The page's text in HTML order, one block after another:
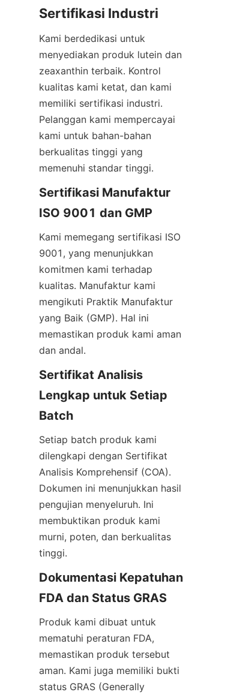
Sertifikasi Industri
Kami berdedikasi untuk
menyediakan produk lutein dan
zeaxanthin terbaik. Kontrol
kualitas kami ketat, dan kami
memiliki sertifikasi industri.
Pelanggan kami mempercayai
kami untuk bahan-bahan
berkualitas tinggi yang
memenuhi standar tinggi.
Sertifikasi Manufaktur
ISO 9001 dan GMP
Kami memegang sertifikasi ISO
9001, yang menunjukkan
komitmen kami terhadap
kualitas. Manufaktur kami
mengikuti Praktik Manufaktur
yang Baik (GMP). Hal ini
memastikan produk kami aman
dan andal.
Sertifikat Analisis
Lengkap untuk Setiap
Batch
Setiap batch produk kami
dilengkapi dengan Sertifikat
Analisis Komprehensif (COA).
Dokumen ini menunjukkan hasil
pengujian menyeluruh. Ini
membuktikan produk kami
murni, poten, dan berkualitas
tinggi.
Dokumentasi Kepatuhan
FDA dan Status GRAS
Produk kami dibuat untuk
mematuhi peraturan FDA,
memastikan produk tersebut
aman. Kami juga memiliki bukti
status GRAS (Generally